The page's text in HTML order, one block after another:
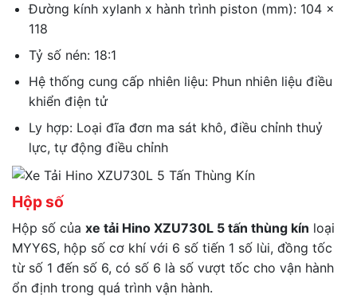
Đường kính xylanh x hành trình piston (mm): 104 x
118
Tỷ số nén: 18:1
Hệ thống cung cấp nhiên liệu: Phun nhiên liệu điều
khiển điện tử
Ly hợp: Loại đĩa đơn ma sát khô, điều chỉnh thuỷ
lực, tự động điều chỉnh
Hộp số
Hộp số của xe tải Hino XZU730L 5 tấn thùng kín loại
MYY6S, hộp số cơ khí với 6 số tiến 1 số lùi, đồng tốc
từ số 1 đến số 6, có số 6 là số vượt tốc cho vận hành
ổn định trong quá trình vận hành.